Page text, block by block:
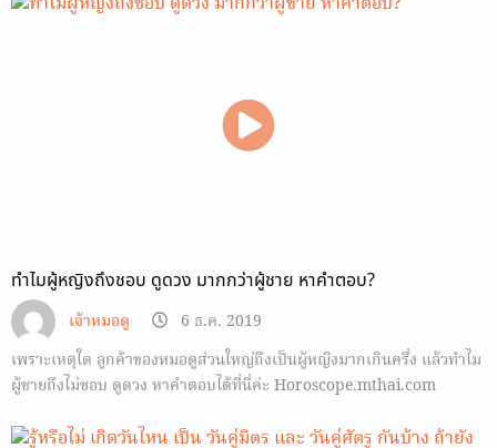
ทำไมผู้หญิงถึงชอบ ดูดวง มากกว่าผู้ชาย หาคำตอบ?
เจ้าหมอดู
6 ธ.ค. 2019
เพราะเหตุใด ลูกค้าของหมอดูส่วนใหญ่ถึงเป็นผู้หญิงมากเกินครึ่ง แล้วทำไม
ผู้ชายถึงไม่ชอบ ดูดวง หาคำตอบได้ที่นี่ค่ะ Horoscope.mthai.com